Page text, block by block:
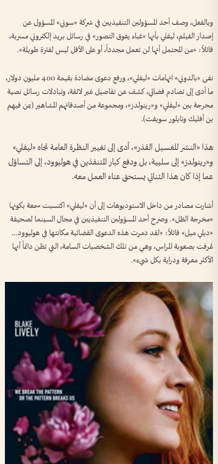
وبالفعل، وصف أحد المسؤولين التنفيذيين في شركة «سوني» المسؤول عن
إصدار الفيلم، ليفلي بأنها «غباء يفوق التصور» في رسائل بريد إلكتروني مسربة،
قائلاً: «من المحتمل أنها لن تعمل مجدداً، أو على الأقل ليس لفترة طويلة».
نفى «بالدوني» اتهامات «ليفلي»، ورفع دعوى مضادة بقيمة 400 مليون دولار،
ما أدى إلى تصادم قضائي، كشف عن تفاصيل غير لائقة، وتبادلات رسائل نصية
محرجة بين «ليفلي» و«رينولدز»، ومجموعة من أصدقائهم المشاهير (بمن فيهم
بن أفليك وتايلور سويفت).
هذا «النشر للغسيل القذر»، أدى إلى تغيير النظرة العامة تجاه «ليفلي»
و«رينولدز» إلى سلبية، بل ودفع كبار المتنفذين في هوليوود، إلى التساؤل
عما إذا كان هذا الثنائي يستحق عناء العمل معه.
أشارت مصادر من داخل الاستوديوهات إلى أن «ليفلي» اكتسبت سمعة بكونها
«مخرجة الظل». وصرح أحد المسؤولين التنفيذيين في مجال السينما لصحيفة
«ديلي ميل» قائلاً: «لقد دمرت هذه الدعوى القضائية مكانتها في هوليوود...
عُرفت بصعوبة المراس، وهي من تلك الشخصيات السامة، التي تظن دائماً أنها
الأكثر معرفة ودراية بكل شيء».